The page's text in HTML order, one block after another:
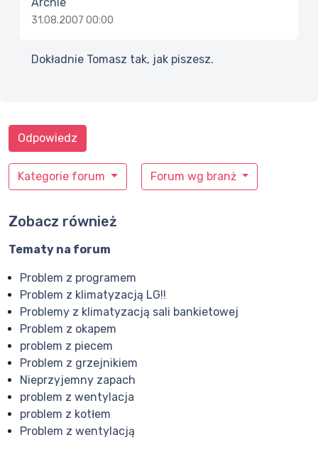
Archie
31.08.2007 00:00
Dokładnie Tomasz tak, jak piszesz.
Kategorie forum Forum wg branż
Odpowiedz
Zobacz również
Tematy na forum
Problem z programem
Problem z klimatyzacją LG!!
Problemy z klimatyzacją sali bankietowej
Problem z okapem
problem z piecem
Problem z grzejnikiem
Nieprzyjemny zapach
problem z wentylacja
problem z kotłem
Problem z wentylacją